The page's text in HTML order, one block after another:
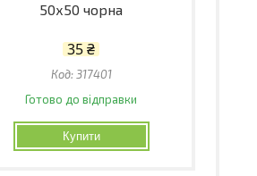
50х50 чорна
35 ₴
317401
Готово до відправки
Купити